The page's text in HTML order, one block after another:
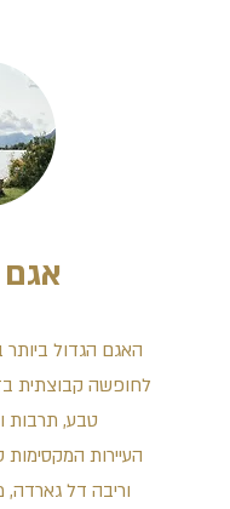
האגם הגדול ביותר
לחופשה קבוצתית
טבע, תרבות
העיירות המקסימות
וריבה דל גארדה,